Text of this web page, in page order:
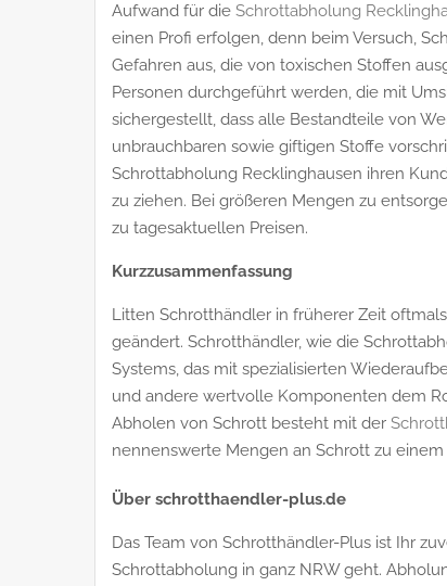
Aufwand für die Schrottabholung
einen Profi erfolgen, denn beim Versuch,
Gefahren aus, die von toxischen Stoffen
Personen durchgeführt werden, die mit
sichergestellt, dass alle Bestandteile von
unbrauchbaren sowie giftigen Stoffe
Schrottabholung Recklinghausen ihren
zu ziehen. Bei größeren Mengen zu
zu tagesaktuellen Preisen.
Kurzzusammenfassung
Litten Schrotthändler in früherer Zeit
geändert. Schrotthändler, wie die
Systems, das mit spezialisierten
und andere wertvolle Komponenten dem
Abholen von Schrott besteht mit der
nennenswerte Mengen an Schrott zu einem
Über schrotthaendler-plus.de
Das Team von Schrotthändler-Plus ist Ihr
Schrottabholung in ganz NRW geht.